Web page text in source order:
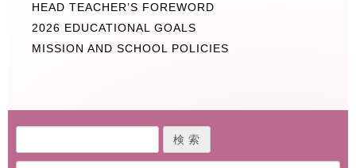
HEAD TEACHER’S FOREWORD
2026 EDUCATIONAL GOALS
MISSION AND SCHOOL POLICIES